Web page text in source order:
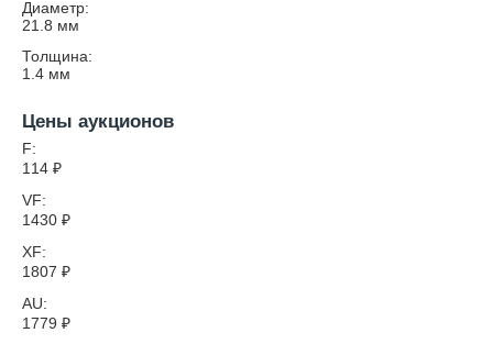
Диаметр:
21.8 мм
Толщина:
1.4 мм
Цены аукционов
F:
114 ₽
VF:
1430 ₽
XF:
1807 ₽
AU:
1779 ₽